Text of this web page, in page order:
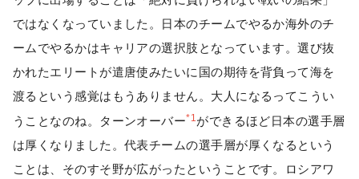
ではなくなっていました。日本のチームでやるか海外のチ
ームでやるかはキャリアの選択肢となっています。選び抜
かれたエリートが遣唐使みたいに国の期待を背負って海を
渡るという感覚はもうありません。大人になるってこうい
うことなのね。ターンオーバー*1ができるほど日本の選手層
は厚くなりました。代表チームの選手層が厚くなるという
ことは、そのすそ野が広がったということです。ロシアワ